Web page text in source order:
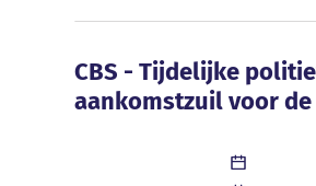
CBS - Tijdelijke
CBS - Tijdelijke
aankomstzuil voor de